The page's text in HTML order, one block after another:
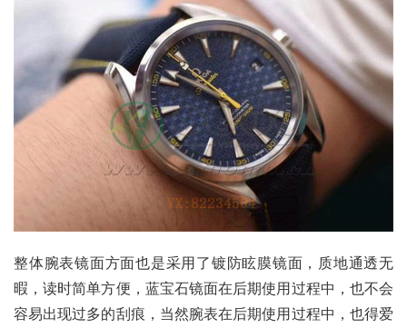
整体腕表镜面方面也是采用了镀防眩膜镜面，质地通透无
暇，读时简单方便，蓝宝石镜面在后期使用过程中，也不会
容易出现过多的刮痕，当然腕表在后期使用过程中，也得爱